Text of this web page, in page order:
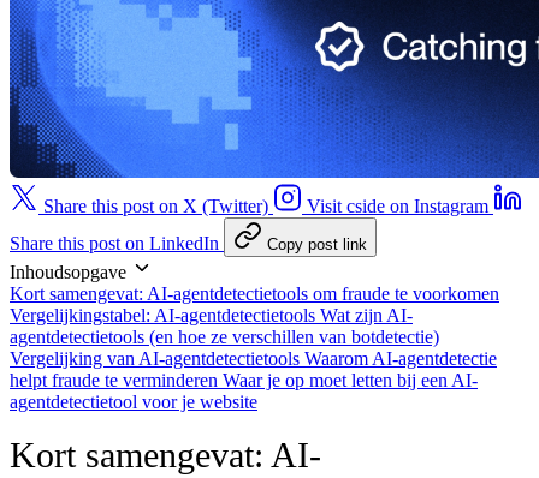
Share this post on X (Twitter)
Visit cside on Instagram
Share this post on LinkedIn
Copy post link
Inhoudsopgave
Kort samengevat: AI-agentdetectietools om fraude te voorkomen
Vergelijkingstabel: AI-agentdetectietools Wat zijn AI-
agentdetectietools (en hoe ze verschillen van botdetectie)
Vergelijking van AI-agentdetectietools Waarom AI-agentdetectie
helpt fraude te verminderen Waar je op moet letten bij een AI-
agentdetectietool voor je website
Kort samengevat: AI-